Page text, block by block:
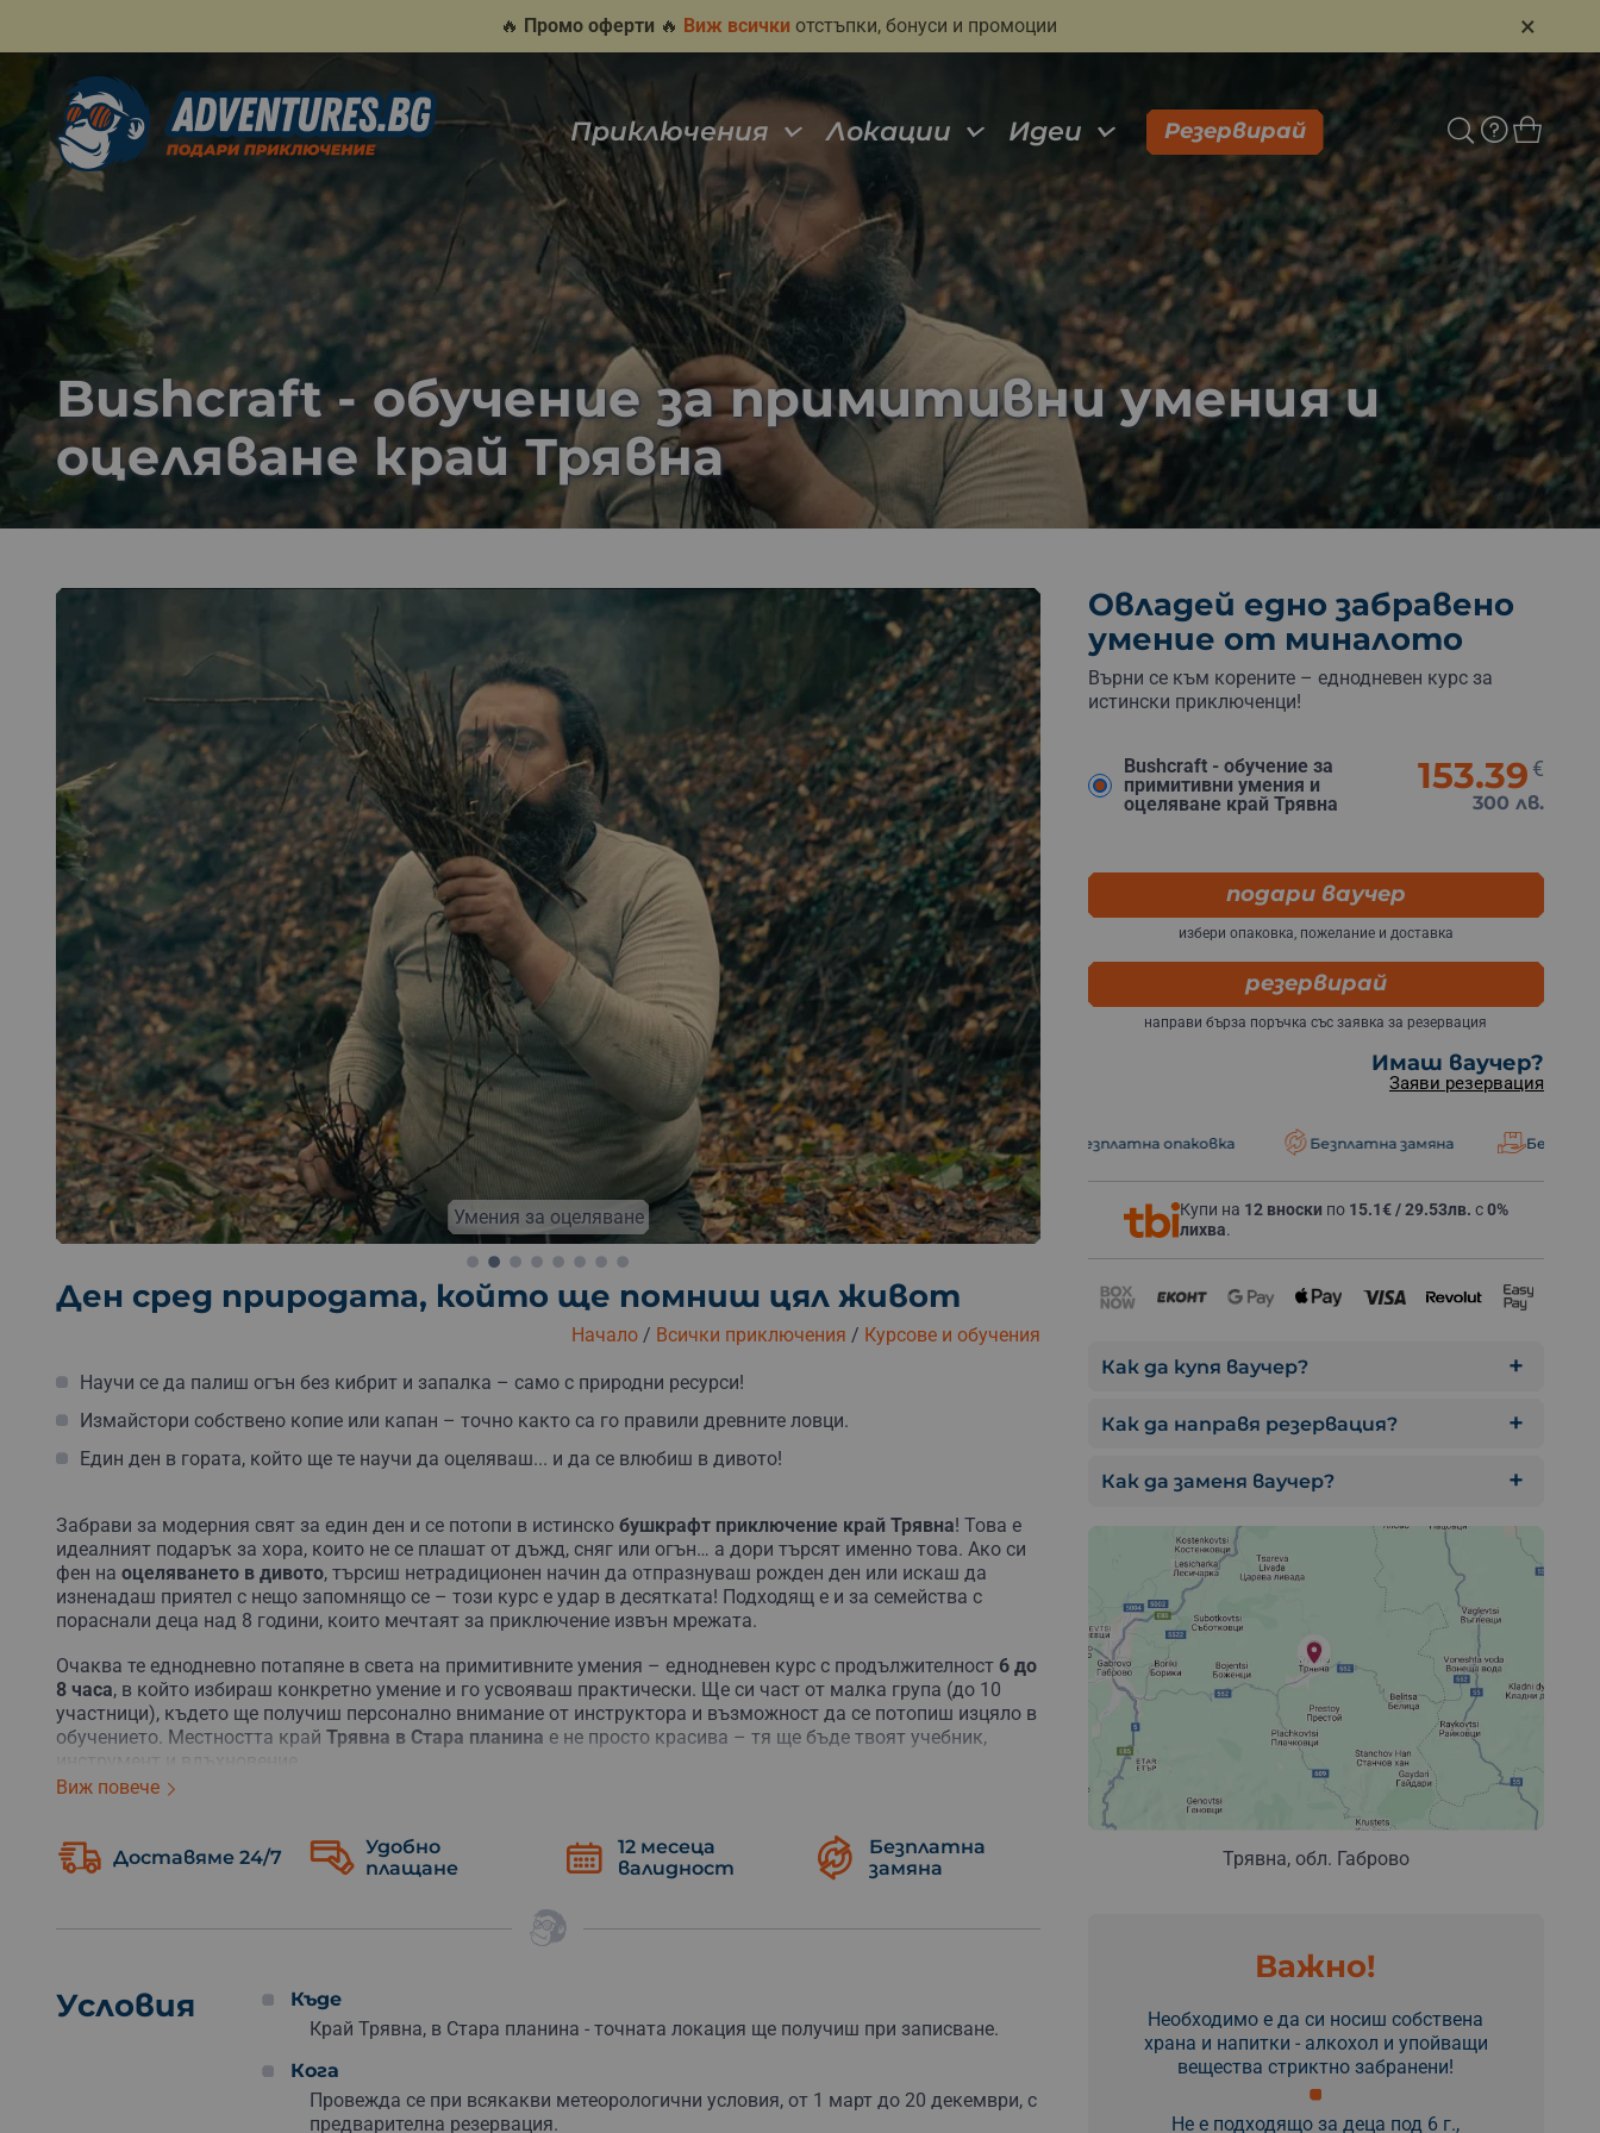
🔥 Промо оферти 🔥 Виж всички отстъпки, бонуси и промоции ×
Приключения Локации Идеи Резервирай
Bushcraft - обучение за примитивни умения и
оцеляване край Трявна
Умения за оцеляване Ден на
Ден сред природата, който ще помниш цял живот
Начало/ Всички приключения / Курсове и обучения
Научи се да палиш огън без кибрит и запалка – само с природни ресурси!
Измайстори собствено копие или капан – точно както са го правили древните ловци.
Един ден в гората, който ще те научи да оцеляваш... и да се влюбиш в дивото!
Забрави за модерния свят за един ден и се потопи в истинско бушкрафт приключение край Трявна! Това е
идеалният подарък за хора, които не се плашат от дъжд, сняг или огън… а дори търсят именно това. Ако си
фен на оцеляването в дивото, търсиш нетрадиционен начин да отпразнуваш рожден ден или искаш да
изненадаш приятел с нещо запомнящо се – този курс е удар в десятката! Подходящ е и за семейства с
пораснали деца над 8 години, които мечтаят за приключение извън мрежата.
Очаква те еднодневно потапяне в света на примитивните умения – еднодневен курс с продължителност 6 до
8 часа, в който избираш конкретно умение и го усвояваш практически. Ще си част от малка група (до 10
участници), където ще получиш персонално внимание от инструктора и възможност да се потопиш изцяло в
обучението. Местността край Трявна в Стара планина е не просто красива – тя ще бъде твоят учебник,
Огън
– Научи различни техники за запалване на огън, като използваш примитивни методи.
различни материали.
– Научи се да създаваш полезни инструменти като копия, лъкове, стрели и риболовни
Капани и примки
– Научи се да създаваш капани и примки за улавяне на храна в природата.
Изграждане на подслон
– Научи се да създаваш подслон. Научи за различните видове заслони и
материалите, използвани за направата им.
– Научи се да създаваш керамика и други съдове, използвайки глина и естествени
– Научи се да готвиш, като използваш примитивни методи като открит огън, готвене в яма и
Виж повече
Доставяме 24/7
Удобно
плащане
12 месеца
валидност
Безплатна
замяна
Условия
Къде
Край Трявна, в Стара планина - точната локация ще получиш при записване.
Кога
Провежда се при всякакви метеорологични условия, от 1 март до 20 декември, с
предварителна резервация.
Овладей едно забравено
умение от миналото
Върни се към корените – еднодневен курс за
истински приключенци!
Bushcraft - обучение за
примитивни умения и
оцеляване край Трявна
153.39 €
300 лв.
подари ваучер
избери опаковка, пожелание и доставка
резервирай
направи бърза поръчка със заявка за резервация
Имаш ваучер?
Заяви резервация
Безплатна замяна Безплатна доставка Безплатна опаковка Безплатна замяна Безплатна доставка
Купи на 12 вноски по 15.1€ / 29.53лв. с0%
лихва.
Как да купя ваучер?
Как да направя резервация?
Как да заменя ваучер?
Трявна, обл. Габрово
Важно!
Необходимо е да си носиш собствена
храна и напитки - алкохол и упойващи
вещества стриктно забранени!
Не е подходящо за деца под 6 г.,